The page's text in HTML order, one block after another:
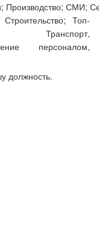
СМИ;
Топ-
Транспорт,
персоналом,
должность.